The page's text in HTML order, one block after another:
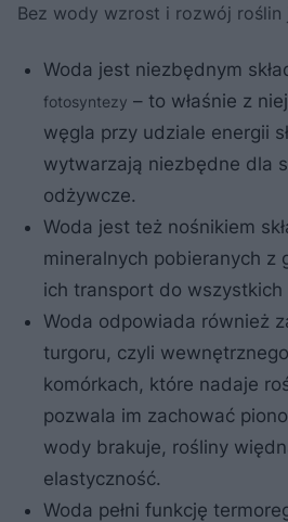
Bez wody wzrost i rozwój roślin
Woda jest niezbędnym
fotosyntezy – to właśnie z
węgla przy udziale energii
wytwarzają niezbędne dla
odżywcze.
Woda jest też nośnikiem
mineralnych pobieranych z
ich transport do wszystkich
Woda odpowiada również
turgoru, czyli
komórkach, które nadaje
pozwala im zachować
wody brakuje, rośliny
elastyczność.
Woda pełni funkcję